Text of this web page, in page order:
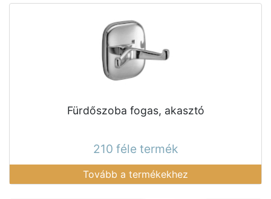
Fürdőszoba fogas, akasztó
210 féle termék
Tovább a termékekhez